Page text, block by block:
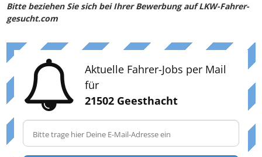
Bitte beziehen Sie sich bei Ihrer Bewerbung auf LKW-Fahrer-
gesucht.com
Aktuelle Fahrer-Jobs per Mail
für
21502 Geesthacht